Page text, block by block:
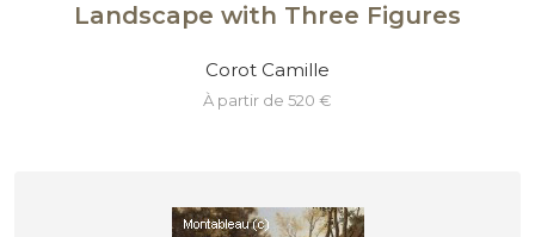
Landscape with Three Figures
Corot Camille
à partir de 520 €